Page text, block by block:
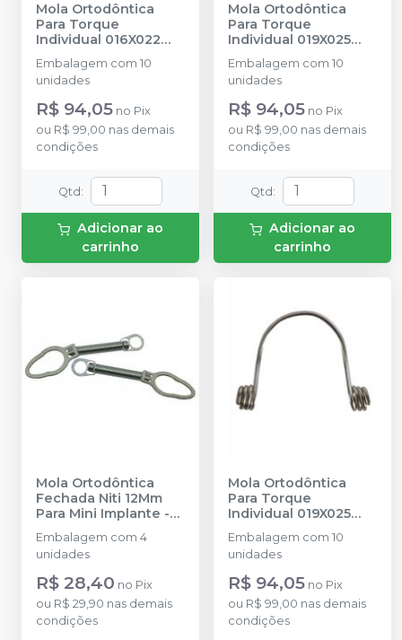
Mola Ortodôntica
Para Torque
Individual 016X022
Grande - IA23-1622L
INFINITY
ORTHODONTICS
Embalagem com 10
unidades
R$ 94,05 no Pix
ou R$ 99,00 nas demais
condições
Qtd :
Adicionar ao
carrinho
Mola Ortodôntica
Para Torque
Individual 019X025
Média - IA23-1925M
INFINITY
ORTHODONTICS
Embalagem com 10
unidades
R$ 94,05 no Pix
ou R$ 99,00 nas demais
condições
Qtd :
Adicionar ao
carrinho
Mola Ortodôntica
Fechada Niti 12Mm
Para Mini Implante -
IA28-1012
ORTHODONTICS
Embalagem com 4
unidades
R$ 28,40 no Pix
ou R$ 29,90 nas demais
condições
Mola Ortodôntica
Para Torque
Individual 019X025
Pequena - IA23-1925S
- INFINITY
ORTHODONTICS
Embalagem com 10
unidades
R$ 94,05 no Pix
ou R$ 99,00 nas demais
condições